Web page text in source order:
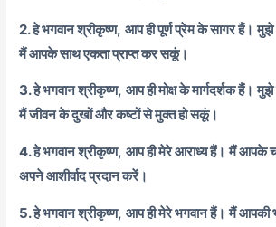
2. हे भगवान श्रीकृष्ण, आप ही पूर्ण प्रेम के सागर हैं। मुझे
मैं आपके साथ एकता प्राप्त कर सकूं।
3. हे भगवान श्रीकृष्ण, आप ही मोक्ष के मार्गदर्शक हैं। मुझे
मैं जीवन के दुखों और कष्टों से मुक्त हो सकूं।
4. हे भगवान श्रीकृष्ण, आप ही मेरे आराध्य हैं। मैं आपके
अपने आशीर्वाद प्रदान करें।
5. हे भगवान श्रीकृष्ण, आप ही मेरे भगवान हैं। मैं आपकी